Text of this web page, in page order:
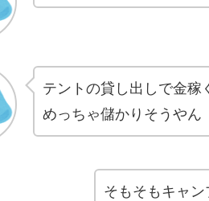
テントの貸し出しで金稼
めっちゃ儲かりそうやん
そもそもキャ